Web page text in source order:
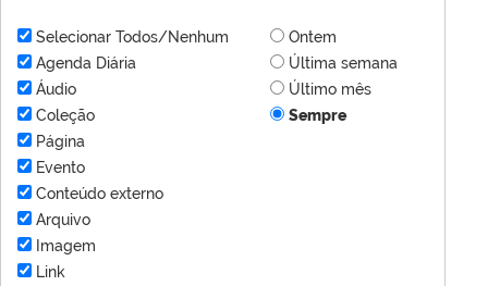
Selecionar Todos/Nenhum
Agenda Diária
Áudio
Coleção
Página
Evento
Conteúdo externo
Arquivo
Imagem
Link
Ontem
Última semana
Último mês
Sempre